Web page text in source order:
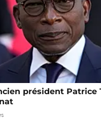
président Patrice